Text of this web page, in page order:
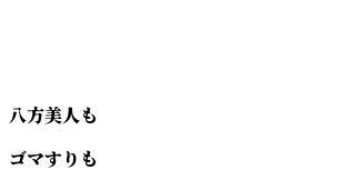
八方美人も
ゴマすりも